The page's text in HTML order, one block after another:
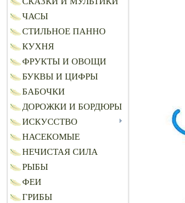
ЧАСЫ
СТИЛЬНОЕ ПАННО
КУХНЯ
ФРУКТЫ И ОВОЩИ
БУКВЫ И ЦИФРЫ
БАБОЧКИ
ДОРОЖКИ И БОРДЮРЫ
ИСКУССТВО
НАСЕКОМЫЕ
НЕЧИСТАЯ СИЛА
РЫБЫ
ФЕИ
ГРИБЫ